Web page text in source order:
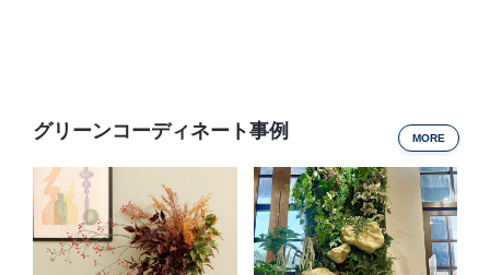
グリーンコーディネート事例 MORE